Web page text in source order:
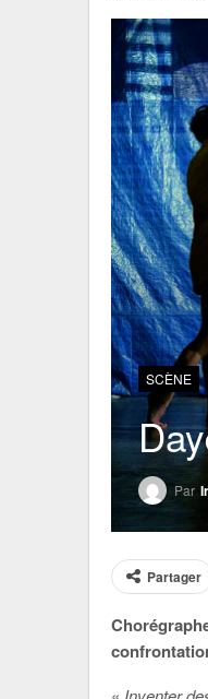
SCÈNE
Par
Partager